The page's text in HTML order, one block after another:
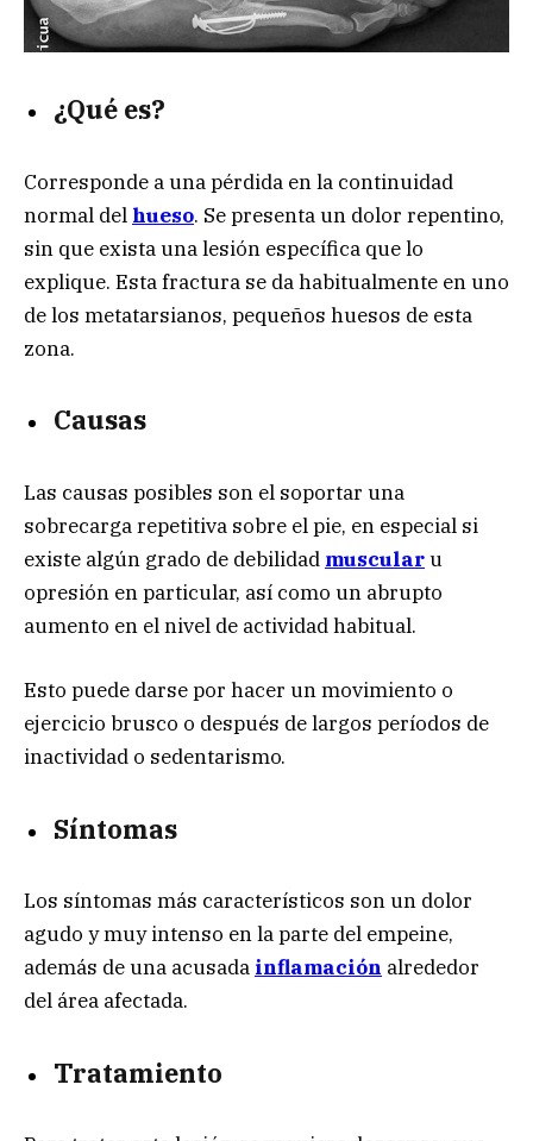
¿Qué es?
Corresponde a una pérdida en la continuidad
normal del hueso. Se presenta un dolor repentino,
sin que exista una lesión específica que lo
explique. Esta fractura se da habitualmente en uno
de los metatarsianos, pequeños huesos de esta
zona.
Causas
Las causas posibles son el soportar una
sobrecarga repetitiva sobre el pie, en especial si
existe algún grado de debilidad muscularu
opresión en particular, así como un abrupto
aumento en el nivel de actividad habitual.
Esto puede darse por hacer un movimiento o
ejercicio brusco o después de largos períodos de
inactividad o sedentarismo.
Síntomas
Los síntomas más característicos son un dolor
agudo y muy intenso en la parte del empeine,
además de una acusada inflamación alrededor
del área afectada.
Tratamiento